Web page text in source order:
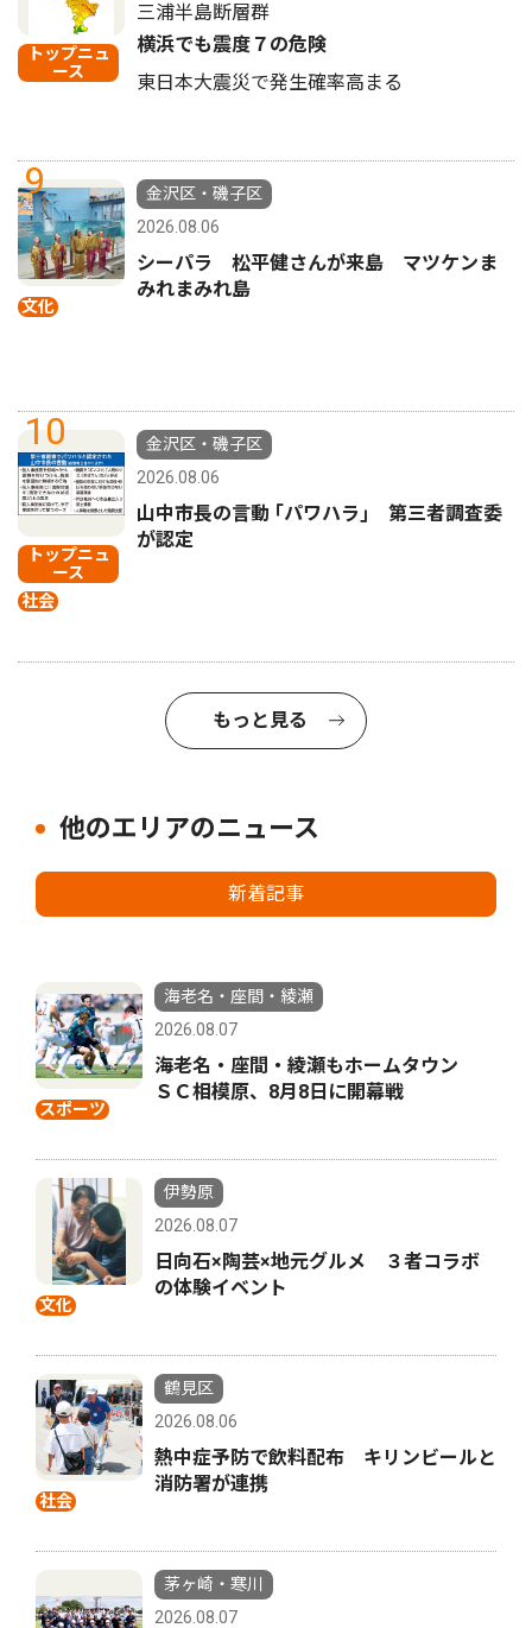
トップニュ
ース
三浦半島断層群
横浜でも震度７の危険
東日本大震災で発生確率高まる
9
文化
金沢区・磯子区
2026.08.06
シーパラ 松平健さんが来島 マツケンま
みれまみれ島
10
トップニュ
ース
社会
金沢区・磯子区
2026.08.06
山中市長の言動 ｢パワハラ｣ 第三者調査委
が認定
もっと見る
他のエリアのニュース
新着記事
スポーツ
海老名・座間・綾瀬
2026.08.07
海老名・座間・綾瀬もホームタウン
ＳＣ相模原、8月8日に開幕戦
文化
伊勢原
2026.08.07
日向石×陶芸×地元グルメ ３者コラボ
の体験イベント
社会
鶴見区
2026.08.06
熱中症予防で飲料配布 キリンビールと
消防署が連携
茅ヶ崎・寒川
2026.08.07